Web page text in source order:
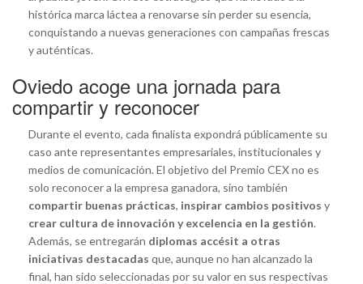
histórica marca láctea a renovarse sin perder su esencia,
conquistando a nuevas generaciones con campañas frescas
y auténticas.
Oviedo acoge una jornada para
compartir y reconocer
Durante el evento, cada finalista expondrá públicamente su
caso ante representantes empresariales, institucionales y
medios de comunicación. El objetivo del Premio CEX no es
solo reconocer a la empresa ganadora, sino también
compartir buenas prácticas, inspirar cambios positivos y
crear cultura de innovación y excelencia en la gestión.
Además, se entregarán diplomas accésit a otras
iniciativas destacadas que, aunque no han alcanzado la
final, han sido seleccionadas por su valor en sus respectivas